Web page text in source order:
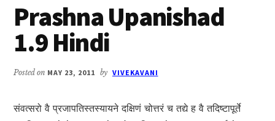
Prashna Upanishad
1.9 Hindi
Posted on MAY 23, 2011 by VIVEKAVANI
संवत्सरो वै प्रजापतिस्तस्यायने दक्षिणं चोत्तरं च तद्ये ह वै तदिष्टापूर्ते